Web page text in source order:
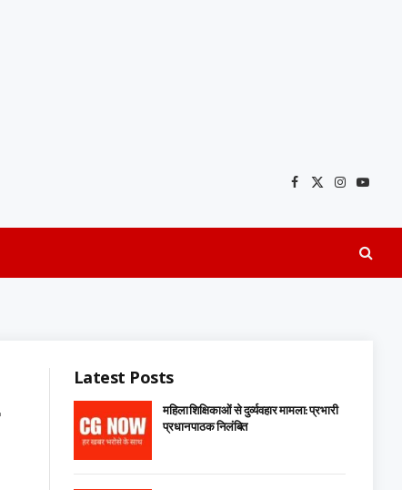
Facebook
X
Instagram
Latest Posts
महिला शिक्षिकाओं से दुर्व्यवहार मामला: प्रभारी
प्रधान पाठक निलंबित